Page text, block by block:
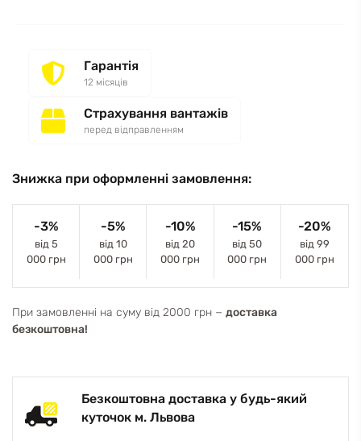
Гарантія
12 місяців
Страхування вантажів
перед відправленням
Знижка при оформленні замовлення:
-3%
від 5
000 грн
-5%
від 10
000 грн
-10%
від 20
000 грн
-15%
від 50
000 грн
-20%
від 99
000 грн
При замовленні на суму від 2000 грн − доставка
безкоштовна!
Безкоштовна доставка у будь-який
куточок м. Львова